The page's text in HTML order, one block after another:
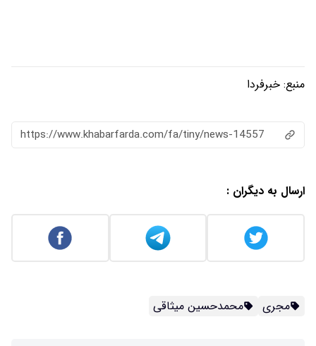
منبع: خبرفردا
https://www.khabarfarda.com/fa/tiny/news-14557
ارسال به دیگران :
مجری محمدحسین میثاقی